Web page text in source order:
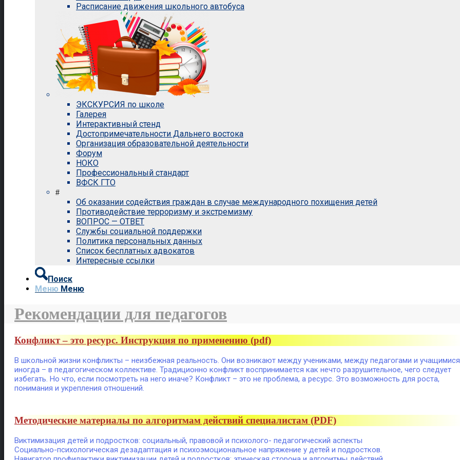
Расписание движения школьного автобуса
ЭКСКУРСИЯ по школе
Галерея
Интерактивный стенд
Достопримечательности Дальнего востока
Организация образовательной деятельности
Форум
НОКО
Профессиональный стандарт
ВФСК ГТО
#
Об оказании содействия граждан в случае международного похищения детей
Противодействие терроризму и экстремизму
ВОПРОС — ОТВЕТ
Службы социальной поддержки
Политика персональных данных
Список бесплатных адвокатов
Интересные ссылки
Поиск
Меню Меню
Рекомендации для педагогов
Конфликт – это ресурс. Инструкция по применению (pdf)
В школьной жизни конфликты – неизбежная реальность. Они возникают между учениками, между педагогами и
иногда – в педагогическом коллективе. Традиционно конфликт воспринимается как нечто разрушительное, чего следует
избегать. Но что, если посмотреть на него иначе? Конфликт – это не проблема, а ресурс. Это возможность для роста,
понимания и укрепления отношений.
Методические материалы по алгоритмам действий специалистам (PDF)
Виктимизация детей и подростков: социальный, правовой и психолого- педагогический аспекты
Социально-психологическая дезадаптация и психоэмоциональное напряжение у детей и подростков.